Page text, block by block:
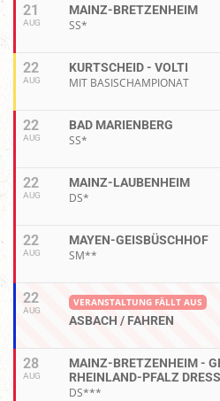
21
AUG
MAINZ-BRETZENHEIM
SS*
22
AUG
KURTSCHEID - VOLTI
MIT BASISCHAMPIONAT
22
AUG
BAD MARIENBERG
SS*
22
AUG
MAINZ-LAUBENHEIM
DS*
22
AUG
MAYEN-GEISBÜSCHHOF
SM**
22
AUG
VERANSTALTUNG FÄLLT AUS
ASBACH / FAHREN
28
AUG
MAINZ-BRETZENHEIM -
HEINLAND-PFALZ
DS***